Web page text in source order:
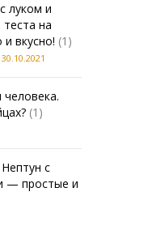
луком и
на
вкусно! (1)
30.10.2021
(1)
с
— простые и